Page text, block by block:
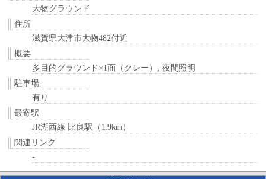
大物グラウンド
住所
滋賀県大津市大物482付近
概要
多目的グラウンド×1面（クレー）, 夜間照明
駐車場
有り
最寄駅
JR湖西線 比良駅（1.9km）
関連リンク
-